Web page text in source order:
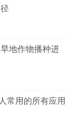
地作物播种进
常用的所有应用